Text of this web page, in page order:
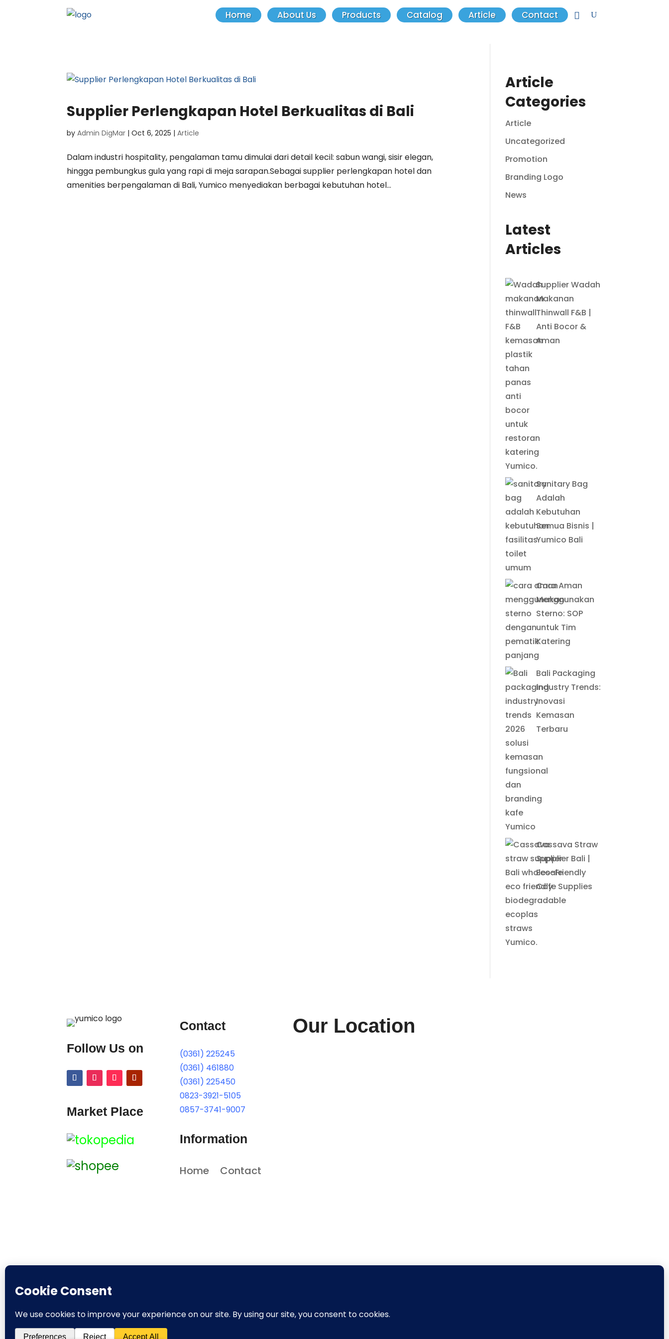
Home About Us Products Catalog Article Contact
Supplier Perlengkapan Hotel Berkualitas di Bali
byAdmin DigMar |Oct 6, 2025 |Article
Dalam industri hospitality, pengalaman tamu dimulai dari detail kecil: sabun wangi, sisir elegan,
hingga pembungkus gula yang rapi di meja sarapan.Sebagai supplier perlengkapan hotel dan
amenities berpengalaman di Bali, Yumico menyediakan berbagai kebutuhan hotel...
Article
Categories
Article
Uncategorized
Promotion
Branding Logo
News
Latest
Articles
Supplier Wadah
Makanan
Thinwall F&B |
Anti Bocor &
Aman
Sanitary Bag
Adalah
Kebutuhan
Semua Bisnis |
Yumico Bali
Cara Aman
Menggunakan
Sterno: SOP
untuk Tim
Katering
Bali Packaging
Industry Trends:
Inovasi
Kemasan
Terbaru
Cassava Straw
Supplier Bali |
Eco-Friendly
Cafe Supplies
Follow Us on
Market Place
Contact
(0361) 225245
(0361) 461880
(0361) 225450
0823-3921-5105
0857-3741-9007
Information
Home Contact
Our Location